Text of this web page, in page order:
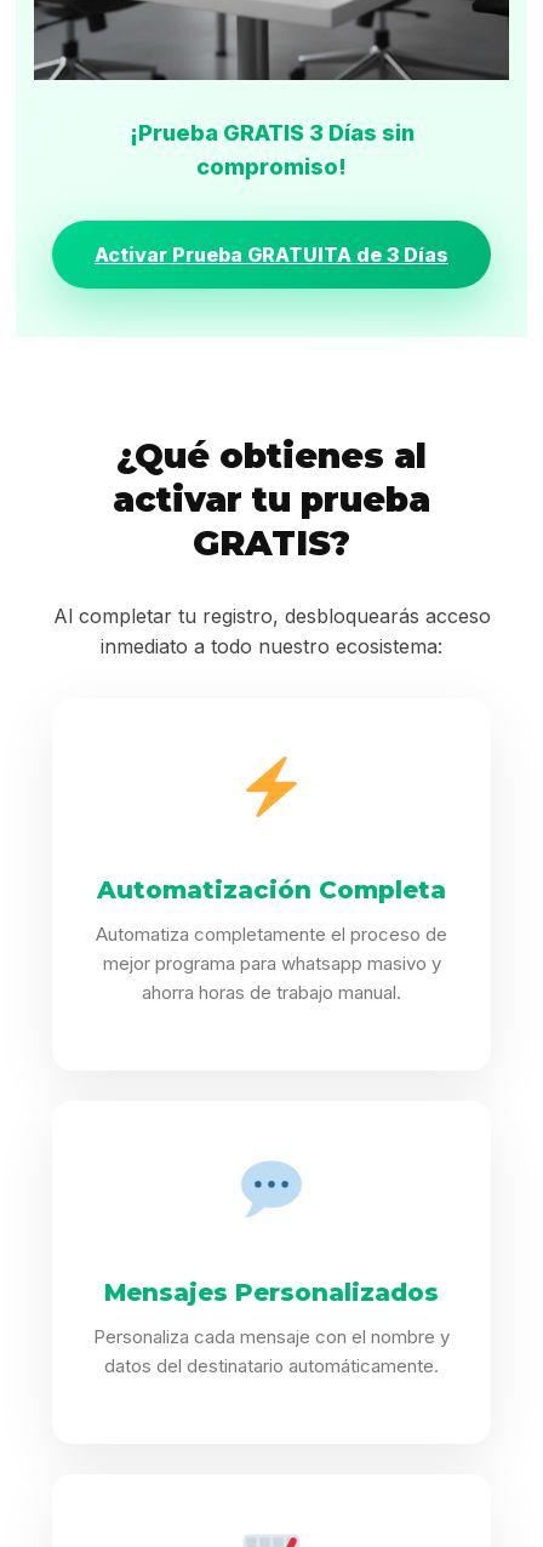
¡Prueba GRATIS 3 Días sin
compromiso!
Activar Prueba GRATUITA de 3 Días
¿Qué obtienes al
activar tu prueba
GRATIS?
Al completar tu registro, desbloquearás acceso
inmediato a todo nuestro ecosistema:
Automatización Completa
Automatiza completamente el proceso de
mejor programa para whatsapp masivo y
ahorra horas de trabajo manual.
Mensajes Personalizados
Personaliza cada mensaje con el nombre y
datos del destinatario automáticamente.